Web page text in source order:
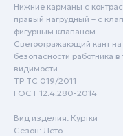
Нижние карманы с
правый нагрудный – с
фигурным клапаном.
Светоотражающий кант
безопасности работника
видимости.
ТР ТС 019/2011
ГОСТ 12.4.280-2014
Вид изделия: Куртки
Сезон: Лето
Пн - Пт: с 9:00 до 18:00
Сб - Вск: выходной